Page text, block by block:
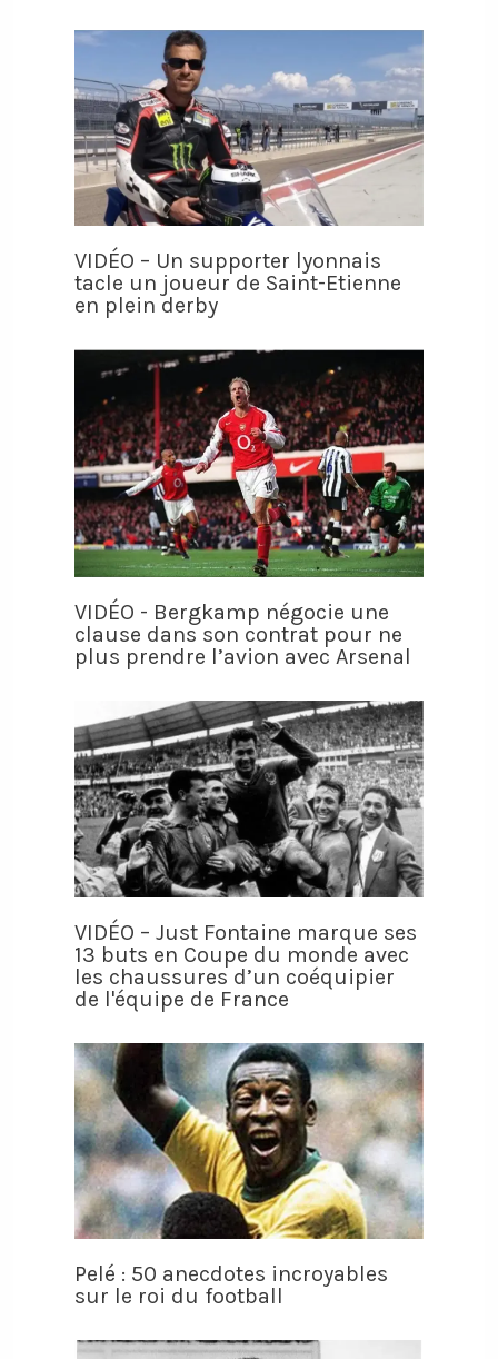
VIDÉO – Un supporter lyonnais
tacle un joueur de Saint-Etienne
en plein derby
VIDÉO - Bergkamp négocie une
clause dans son contrat pour ne
plus prendre l’avion avec Arsenal
VIDÉO – Just Fontaine marque ses
13 buts en Coupe du monde avec
les chaussures d’un coéquipier
de l'équipe de France
Pelé : 50 anecdotes incroyables
sur le roi du football